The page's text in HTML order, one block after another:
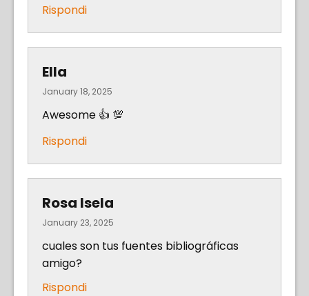
Rispondi
Ella
January 18, 2025
Awesome 👍 💯
Rispondi
Rosa Isela
January 23, 2025
cuales son tus fuentes bibliográficas
amigo?
Rispondi